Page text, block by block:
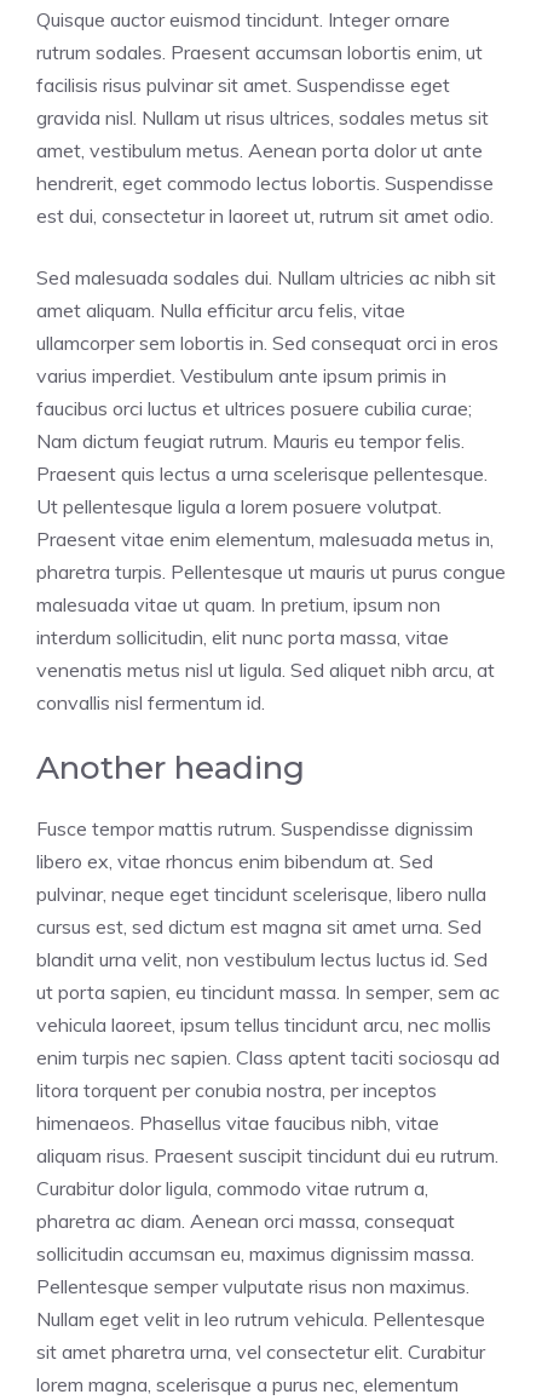
Quisque auctor euismod tincidunt. Integer ornare
rutrum sodales. Praesent accumsan lobortis enim, ut
facilisis risus pulvinar sit amet. Suspendisse eget
gravida nisl. Nullam ut risus ultrices, sodales metus sit
amet, vestibulum metus. Aenean porta dolor ut ante
hendrerit, eget commodo lectus lobortis. Suspendisse
est dui, consectetur in laoreet ut, rutrum sit amet odio.
Sed malesuada sodales dui. Nullam ultricies ac nibh sit
amet aliquam. Nulla efficitur arcu felis, vitae
ullamcorper sem lobortis in. Sed consequat orci in eros
varius imperdiet. Vestibulum ante ipsum primis in
faucibus orci luctus et ultrices posuere cubilia curae;
Nam dictum feugiat rutrum. Mauris eu tempor felis.
Praesent quis lectus a urna scelerisque pellentesque.
Ut pellentesque ligula a lorem posuere volutpat.
Praesent vitae enim elementum, malesuada metus in,
pharetra turpis. Pellentesque ut mauris ut purus congue
malesuada vitae ut quam. In pretium, ipsum non
interdum sollicitudin, elit nunc porta massa, vitae
venenatis metus nisl ut ligula. Sed aliquet nibh arcu, at
convallis nisl fermentum id.
Another heading
Fusce tempor mattis rutrum. Suspendisse dignissim
libero ex, vitae rhoncus enim bibendum at. Sed
pulvinar, neque eget tincidunt scelerisque, libero nulla
cursus est, sed dictum est magna sit amet urna. Sed
blandit urna velit, non vestibulum lectus luctus id. Sed
ut porta sapien, eu tincidunt massa. In semper, sem ac
vehicula laoreet, ipsum tellus tincidunt arcu, nec mollis
enim turpis nec sapien. Class aptent taciti sociosqu ad
litora torquent per conubia nostra, per inceptos
himenaeos. Phasellus vitae faucibus nibh, vitae
aliquam risus. Praesent suscipit tincidunt dui eu rutrum.
Curabitur dolor ligula, commodo vitae rutrum a,
pharetra ac diam. Aenean orci massa, consequat
sollicitudin accumsan eu, maximus dignissim massa.
Pellentesque semper vulputate risus non maximus.
Nullam eget velit in leo rutrum vehicula. Pellentesque
sit amet pharetra urna, vel consectetur elit. Curabitur
lorem magna, scelerisque a purus nec, elementum